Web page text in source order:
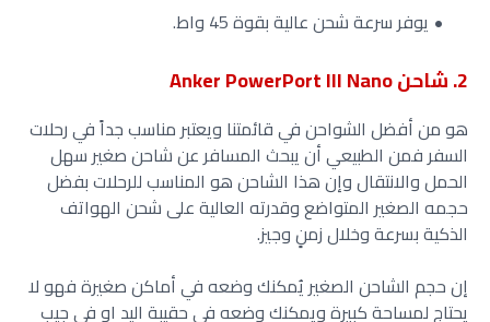
يوفر سرعة شحن عالية بقوة 45 واط.
2. شاحن Anker PowerPort III Nano
هو من أفضل الشواحن في قائمتنا ويعتبر مناسب جداً في رحلات
السفر فمن الطبيعي أن يبحث المسافر عن شاحن صغير سهل
الحمل والانتقال وإن هذا الشاحن هو المناسب للرحلات بفضل
حجمه الصغير المتواضع وقدرته العالية على شحن الهواتف
الذكية بسرعة وخلال زمنٍ وجيز.
إن حجم الشاحن الصغير يُمكنك وضعه في أماكن صغيرة فهو لا
يحتاج لمساحة كبيرة ويمكنك وضعه في حقيبة اليد او في جيب